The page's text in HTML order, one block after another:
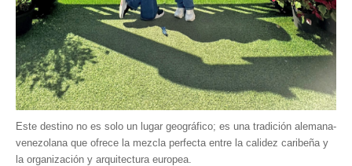
Este destino no es solo un lugar geográfico; es una tradición alemana-
venezolana que ofrece la mezcla perfecta entre la calidez caribeña y
la organización y arquitectura europea.